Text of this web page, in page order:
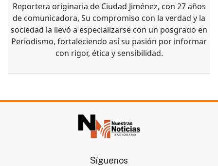
Reportera originaria de Ciudad Jiménez, con 27 años
de comunicadora, Su compromiso con la verdad y la
sociedad la llevó a especializarse con un posgrado en
Periodismo, fortaleciendo así su pasión por informar
con rigor, ética y sensibilidad.
Síguenos